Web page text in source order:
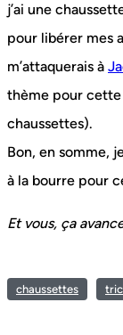
j’ai une
pour libérer mes
m’attaquerais à
thème pour
chaussettes).
Bon, en somme,
à la bourre pour
Et vous, ça
chaussettes